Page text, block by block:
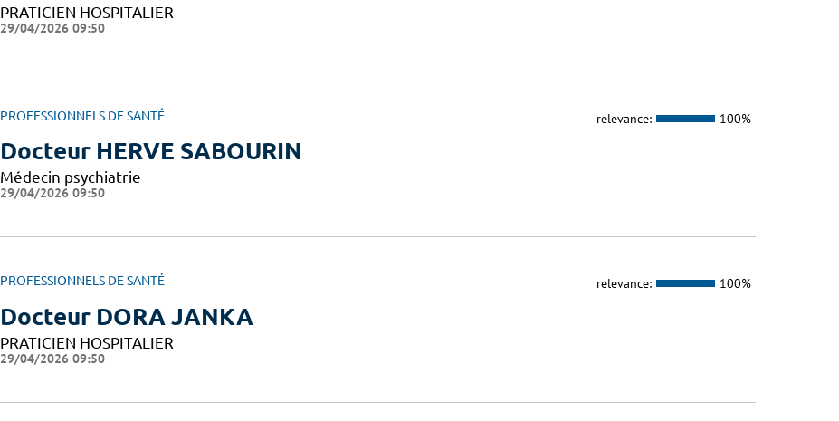
PRATICIEN HOSPITALIER
29/04/2026 09:50
PROFESSIONNELS DE SANTÉ relevance: 100%
Docteur HERVE SABOURIN
Médecin psychiatrie
29/04/2026 09:50
PROFESSIONNELS DE SANTÉ relevance: 100%
Docteur DORA JANKA
PRATICIEN HOSPITALIER
29/04/2026 09:50